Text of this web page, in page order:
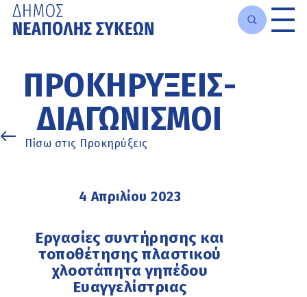
κυρίως
περιεχόμενο
ΠΡΟΚΗΡΎΞΕΙΣ-
ΔΙΑΓΩΝΙΣΜΟΊ
Πίσω στις Προκηρύξεις
4 Απριλίου 2023
Εργασίες συντήρησης και
τοποθέτησης πλαστικού
χλοοτάπητα γηπέδου
Ευαγγελίστριας